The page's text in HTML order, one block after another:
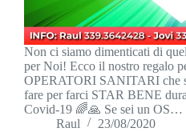
Non ci siamo dimenticati di
per Noi! Ecco il nostro regalo
OPERATORI SANITARI che
fare per farci STAR BENE
Covid-19 🌈🙏 Se sei un OS…
Raul
23/08/2020